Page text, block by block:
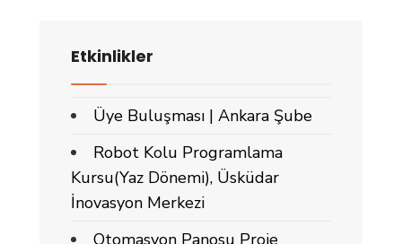
Etkinlikler
Üye Buluşması | Ankara Şube
Robot Kolu Programlama
Kursu(Yaz Dönemi), Üsküdar
İnovasyon Merkezi
Otomasyon Panosu Proje